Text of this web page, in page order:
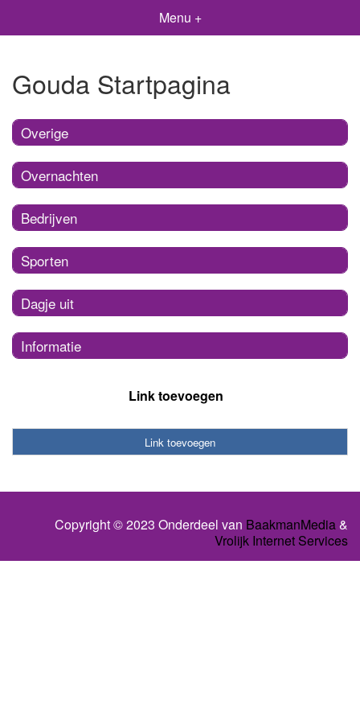
Menu +
Gouda Startpagina
Overige
Overnachten
Bedrijven
Sporten
Dagje uit
Informatie
Link toevoegen
Link toevoegen
Copyright © 2023 Onderdeel van BaakmanMedia&
Vrolijk Internet Services